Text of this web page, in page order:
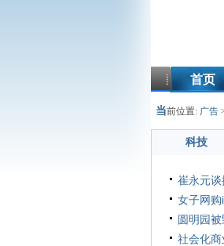
首页
当前位置: 广告
科技
崔永元
女子网
圆明园
社会化